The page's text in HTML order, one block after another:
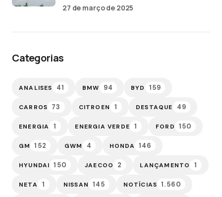
27 de março de 2025
Categorias
ANALISES 41 BMW 94 BYD 159
CARROS 73 CITROEN 1 DESTAQUE 49
ENERGIA 1 ENERGIA VERDE 1 FORD 150
GM 152 GWM 4 HONDA 146
HYUNDAI 150 JAECOO 2 LANÇAMENTO 1
NETA 1 NISSAN 145 NOTÍCIAS 1.560